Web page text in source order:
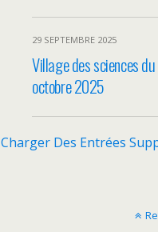
29 SEPTEMBRE 2025
Village des sciences
octobre 2025
Charger Des Entrées